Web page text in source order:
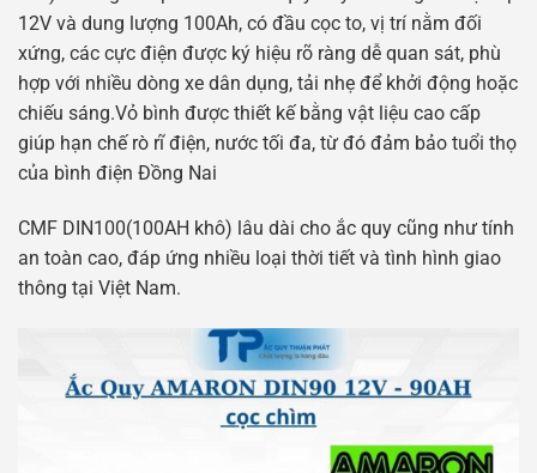
12V và dung lượng 100Ah, có đầu cọc to, vị trí nằm đối
xứng, các cực điện được ký hiệu rõ ràng dễ quan sát, phù
hợp với nhiều dòng xe dân dụng, tải nhẹ để khởi động hoặc
chiếu sáng.Vỏ bình được thiết kế bằng vật liệu cao cấp
giúp hạn chế rò rĩ điện, nước tối đa, từ đó đảm bảo tuổi thọ
của bình điện Đồng Nai
CMF DIN100(100AH khô) lâu dài cho ắc quy cũng như tính
an toàn cao, đáp ứng nhiều loại thời tiết và tình hình giao
thông tại Việt Nam.